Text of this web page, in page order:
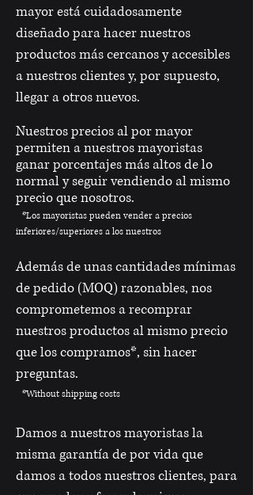
mayor está cuidadosamente
diseñado para hacer nuestros
productos más cercanos y accesibles
a nuestros clientes y, por supuesto,
llegar a otros nuevos.
Nuestros precios al por mayor
permiten a nuestros mayoristas
ganar porcentajes más altos de lo
normal y seguir vendiendo al mismo
precio que nosotros.
*Los mayoristas pueden vender a precios
inferiores/superiores a los nuestros
Además de unas cantidades mínimas
de pedido (MOQ) razonables, nos
comprometemos a recomprar
nuestros productos al mismo precio
que los compramos*, sin hacer
preguntas.
*Without shipping costs
Damos a nuestros mayoristas la
misma garantía de por vida que
damos a todos nuestros clientes, para